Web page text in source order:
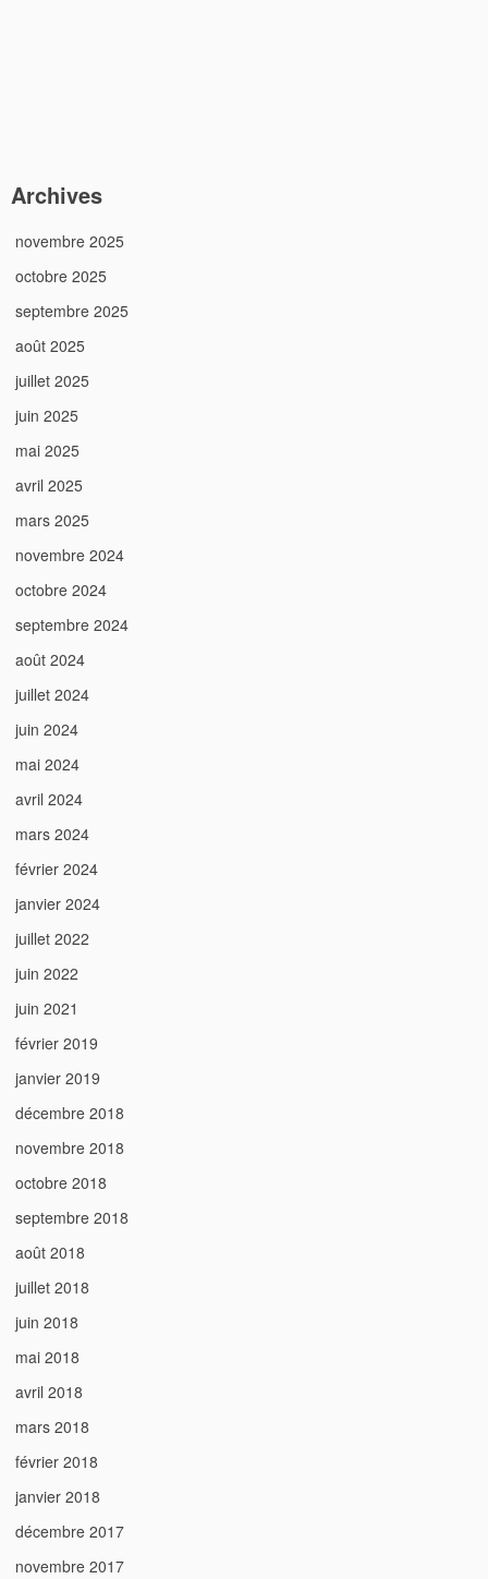
Archives
novembre 2025
octobre 2025
septembre 2025
août 2025
juillet 2025
juin 2025
mai 2025
avril 2025
mars 2025
novembre 2024
octobre 2024
septembre 2024
août 2024
juillet 2024
juin 2024
mai 2024
avril 2024
mars 2024
février 2024
janvier 2024
juillet 2022
juin 2022
juin 2021
février 2019
janvier 2019
décembre 2018
novembre 2018
octobre 2018
septembre 2018
août 2018
juillet 2018
juin 2018
mai 2018
avril 2018
mars 2018
février 2018
janvier 2018
décembre 2017
novembre 2017